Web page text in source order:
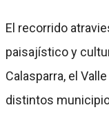
El recorrido
paisajístico y
Calasparra, el
distintos